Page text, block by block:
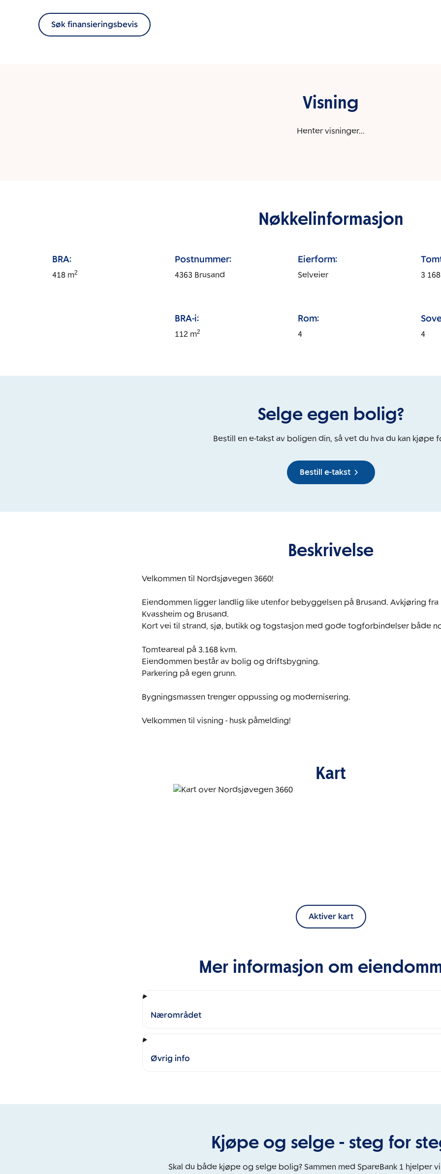
Søk finansieringsbevis
Visning
Henter visninger...
Nøkkelinformasjon
BRA:
418m2
Postnummer:
4363 Brusand
Eierform:
Selveier 3 168
BRA-i:
112 m2
Rom:
4 4
Selge egen bolig?
Bestill en e-takst av boligen din, så vet du hva du kan kjøpe
Bestill e-takst
Beskrivelse
Velkommen til Nordsjøvegen 3660!
Eiendommen ligger landlig like utenfor bebyggelsen på Brusand. Avkjøring fra
Kvassheim og Brusand.
Kort vei til strand, sjø, butikk og togstasjon med gode togforbindelser både
Tomteareal på 3.168 kvm.
Eiendommen består av bolig og driftsbygning.
Parkering på egen grunn.
Bygningsmassen trenger oppussing og modernisering.
Velkommen til visning - husk påmelding!
Kart
Aktiver kart
Mer informasjon om
Nærområdet
Øvrig info
Kjøpe og selge - steg for
Skal du både kjøpe og selge bolig? Sammen med SpareBank 1 hjelper